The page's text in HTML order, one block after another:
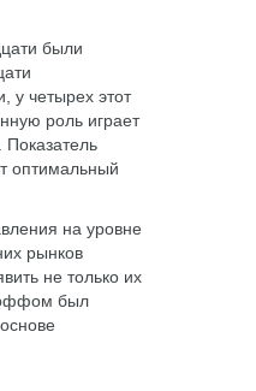
были
у четырех этот
роль играет
оптимальный
на уровне
рынков
не только их
был